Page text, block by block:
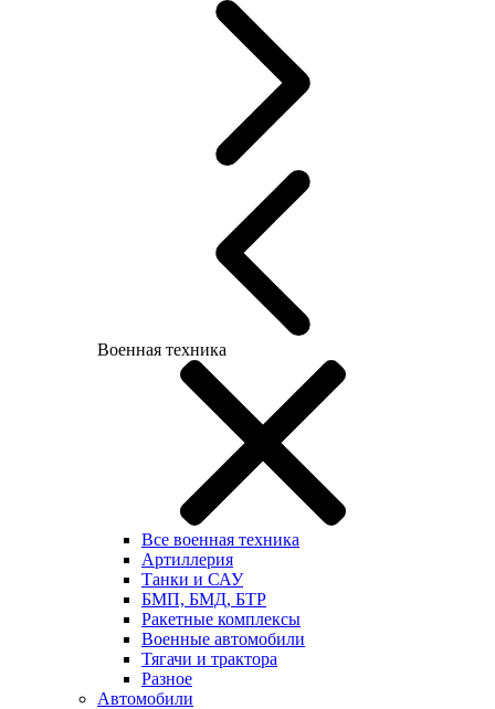
Военная техника
Все военная техника
Артиллерия
Танки и САУ
БМП, БМД, БТР
Ракетные комплексы
Военные автомобили
Тягачи и трактора
Разное
Автомобили